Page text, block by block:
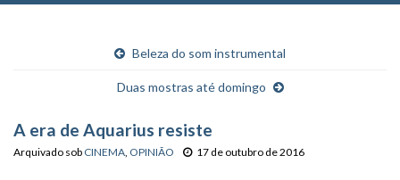
Beleza do som instrumental
Duas mostras até domingo
A era de Aquarius resiste
Arquivado sob CINEMA OPINIÃO 17 de outubro de 2016